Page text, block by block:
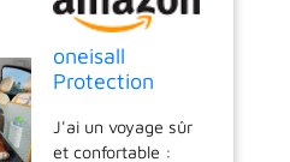
oneisall
Protection
Chien, Housse
Voiture Chien
J'ai un voyage sûr
et confortable :